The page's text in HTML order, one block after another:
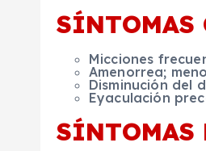
Micciones
Amenorrea;
Disminución del
Eyaculación
SÍNTOMAS